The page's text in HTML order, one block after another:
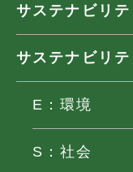
サステナビリ
サステナビリテ
E：環境
S：社会